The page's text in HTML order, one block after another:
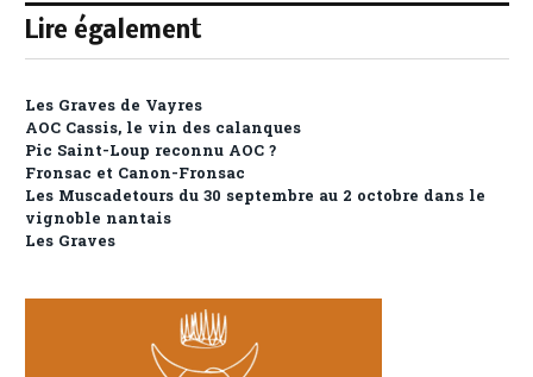
Lire également
Les Graves de Vayres
AOC Cassis, le vin des calanques
Pic Saint-Loup reconnu AOC ?
Fronsac et Canon-Fronsac
Les Muscadetours du 30 septembre au 2 octobre dans le
vignoble nantais
Les Graves